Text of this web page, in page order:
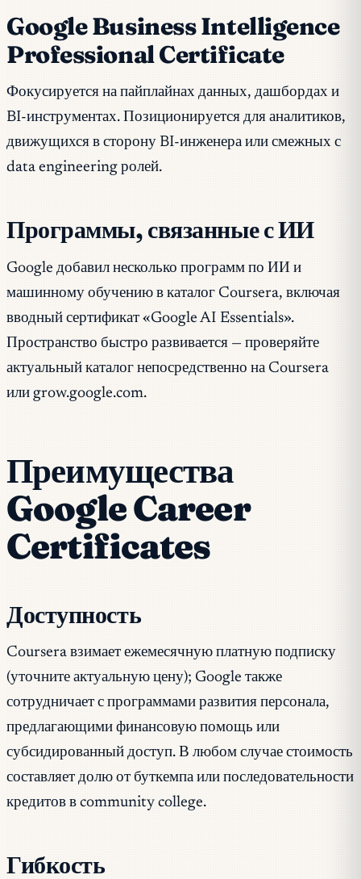
Google Business Intelligence
Professional Certificate
Фокусируется на пайплайнах данных, дашбордах и
BI-инструментах. Позиционируется для аналитиков,
движущихся в сторону BI-инженера или смежных с
data engineering ролей.
Программы, связанные с ИИ
Google добавил несколько программ по ИИ и
машинному обучению в каталог Coursera, включая
вводный сертификат «Google AI Essentials».
Пространство быстро развивается — проверяйте
актуальный каталог непосредственно на Coursera
или grow.google.com.
Преимущества
Google Career
Certificates
Доступность
Coursera взимает ежемесячную платную подписку
(уточните актуальную цену); Google также
сотрудничает с программами развития персонала,
предлагающими финансовую помощь или
субсидированный доступ. В любом случае стоимость
составляет долю от буткемпа или последовательности
кредитов в community college.
Гибкость